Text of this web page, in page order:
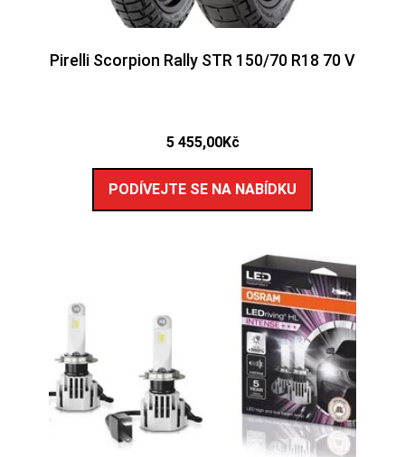
Pirelli Scorpion Rally STR 150/70 R18 70 V
5 455,00Kč
PODÍVEJTE SE NA NABÍDKU